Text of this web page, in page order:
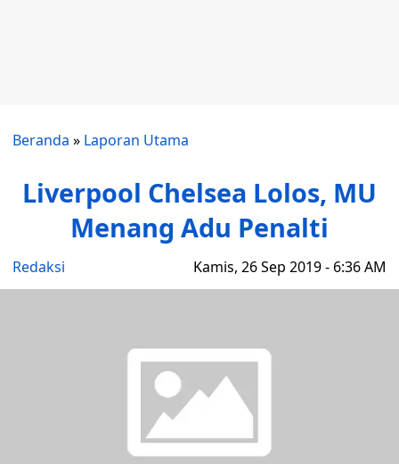
Beranda » Laporan Utama
Liverpool Chelsea Lolos, MU
Menang Adu Penalti
Redaksi Kamis, 26 Sep 2019 - 6:36 AM